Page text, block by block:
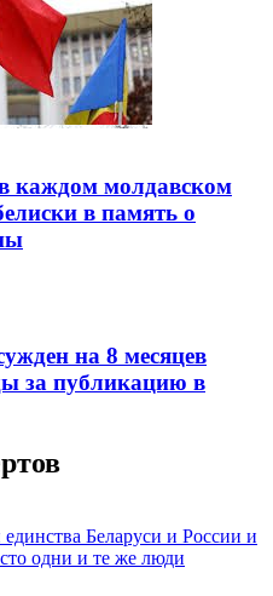
каждом молдавском
в память о
на 8 месяцев
за публикацию в
Беларуси и России и
одни и те же люди